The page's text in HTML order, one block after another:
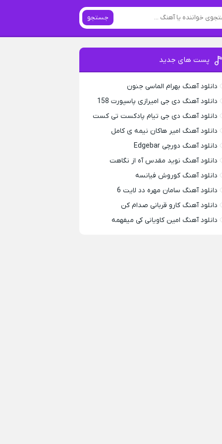
جستجو
پست های جدید
دانلود آهنگ بهرام الماسی جنون
دانلود آهنگ دی جی امیرازی پاسپورت 158
دانلود آهنگ دی جی تیام پادکست تی کست
دانلود آهنگ امیر هاکان نیمه ی کامل
دانلود آهنگ دورچی Edgebar
دانلود آهنگ نوید مقدس آه از نگاهت
دانلود آهنگ کوروش فیانسه
دانلود آهنگ سامان مهره دد لایت 6
دانلود آهنگ کارو قربانی صدام کن
دانلود آهنگ امین کاویانی کی میفهمه